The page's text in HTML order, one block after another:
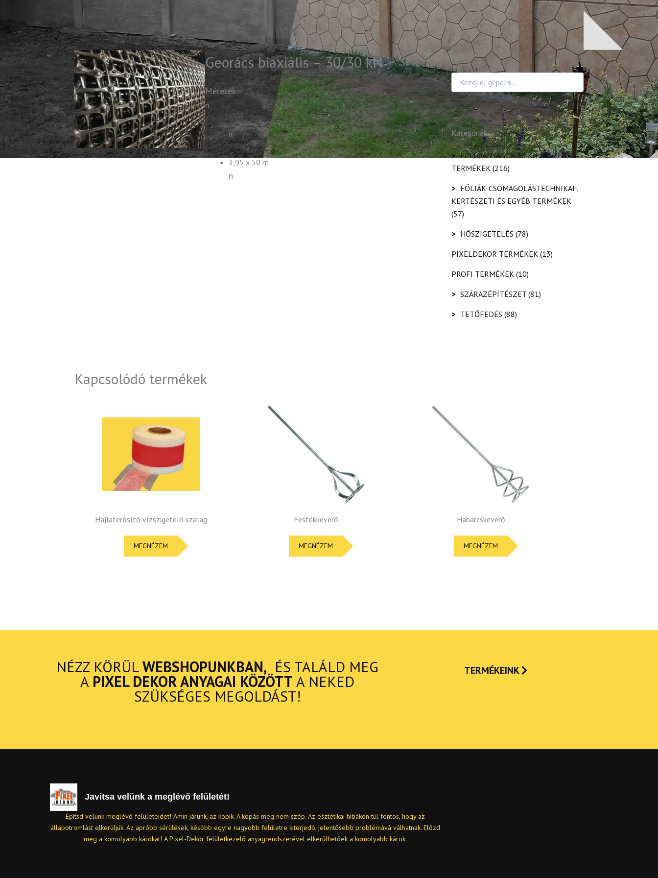
Georács biaxiális – 30/30 kN
Méretek:
n
n
3,95 x 50 m
n
Keresés
Kategóriák
> ÉPÍTŐANYAGOK ÉS KIEGÉSZÍTŐ
TERMÉKEK (216)
> FÓLIÁK-CSOMAGOLÁSTECHNIKAI-,
KERTÉSZETI ÉS EGYÉB TERMÉKEK
(57)
> HŐSZIGETELÉS (78)
PIXELDEKOR TERMÉKEK (13)
PROFI TERMÉKEK (10)
> SZÁRAZÉPÍTÉSZET (81)
> TETŐFEDÉS (88)
Kapcsolódó termékek
Hajlaterősítő vízszigetelő szalag
MEGNÉZEM
Festékkeverő
MEGNÉZEM
Habarcskeverő
MEGNÉZEM
NÉZZ KÖRÜLWEBSHOPUNKBAN, ÉS TALÁLD MEG
A PIXEL DEKOR ANYAGAI KÖZÖTT A NEKED
SZÜKSÉGES MEGOLDÁST!
TERMÉKEINK
Javítsa velünk a meglévő felületét!
Építsd velünk meglévő felületeidet! Amin járunk, az kopik. A kopás meg nem szép. Az esztétikai hibákon túl fontos, hogy az
állapotromlást elkerüljük. Az apróbb sérülések, később egyre nagyobb felületre kiterjedő, jelentősebb problémává válhatnak. Előzd
meg a komolyabb károkat! A Pixel-Dekor felületkezelő anyagrendszerével elkerülhetőek a komolyabb károk.